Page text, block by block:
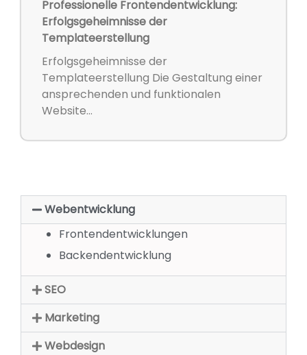
Professionelle Frontendentwicklung:
Erfolgsgeheimnisse der
Templateerstellung
Erfolgsgeheimnisse der
Templateerstellung Die Gestaltung einer
ansprechenden und funktionalen
Website...
Webentwicklung
Frontendentwicklungen
Backendentwicklung
SEO
Marketing
Webdesign